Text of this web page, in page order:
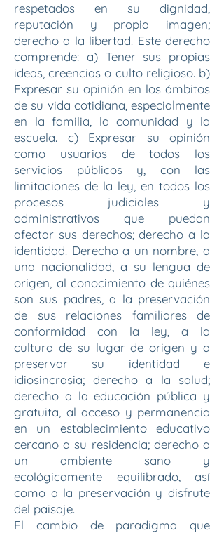
respetados en su dignidad,
reputación y propia imagen;
derecho a la libertad. Este derecho
comprende: a) Tener sus propias
ideas, creencias o culto religioso. b)
Expresar su opinión en los ámbitos
de su vida cotidiana, especialmente
en la familia, la comunidad y la
escuela. c) Expresar su opinión
como usuarios de todos los
servicios públicos y, con las
limitaciones de la ley, en todos los
procesos judiciales y
administrativos que puedan
afectar sus derechos; derecho a la
identidad. Derecho a un nombre, a
una nacionalidad, a su lengua de
origen, al conocimiento de quiénes
son sus padres, a la preservación
de sus relaciones familiares de
conformidad con la ley, a la
cultura de su lugar de origen y a
preservar su identidad e
idiosincrasia; derecho a la salud;
derecho a la educación pública y
gratuita, al acceso y permanencia
en un establecimiento educativo
cercano a su residencia; derecho a
un ambiente sano y
ecológicamente equilibrado, así
como a la preservación y disfrute
del paisaje.
El cambio de paradigma que